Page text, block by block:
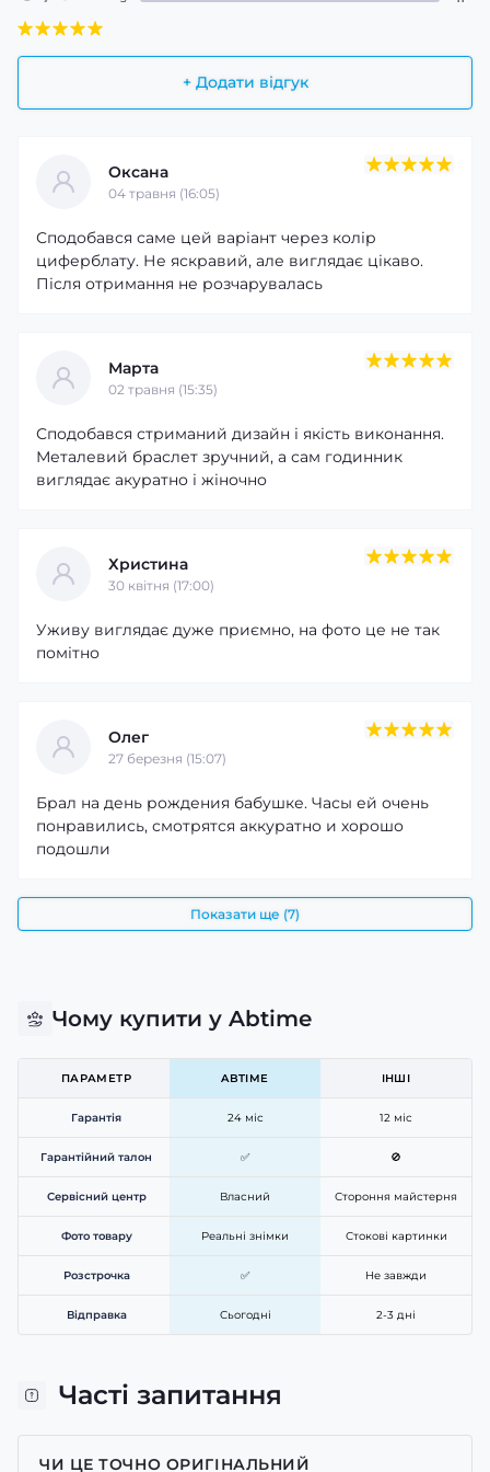
+ Додати відгук
Оксана
04 травня (16:05)
Сподобався саме цей варіант через колір
циферблату. Не яскравий, але виглядає цікаво.
Після отримання не розчарувалась
Марта
02 травня (15:35)
Сподобався стриманий дизайн і якість виконання.
Металевий браслет зручний, а сам годинник
виглядає акуратно і жіночно
Христина
30 квітня (17:00)
Уживу виглядає дуже приємно, на фото це не так
помітно
Олег
27 березня (15:07)
Брал на день рождения бабушке. Часы ей очень
понравились, смотрятся аккуратно и хорошо
подошли
Показати ще (7)
Чому купити у Abtime
ПАРАМЕТР ABTIME ІНШІ
Гарантія 24 міс 12 міс
Гарантійний талон ✅ 🚫
Сервісний центр Власний Стороння майстерня
Фото товару Реальні знімки Стокові картинки
Розстрочка ✅ Не завжди
Відправка Сьогодні 2-3 дні
Часті запитання
ЧИ ЦЕ ТОЧНО ОРИГІНАЛЬНИЙ